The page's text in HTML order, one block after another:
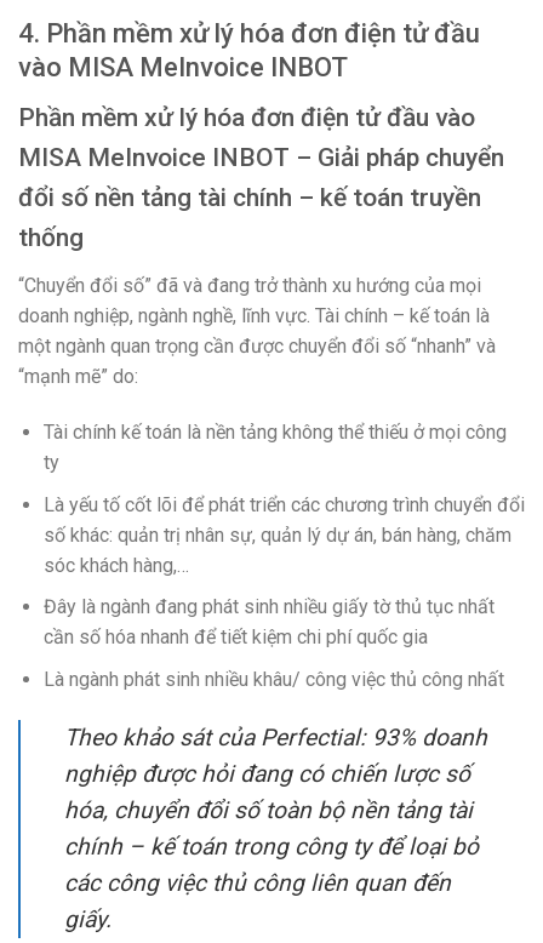
4. Phần mềm xử lý hóa đơn điện tử đầu
vào MISA MeInvoice INBOT
Phần mềm xử lý hóa đơn điện tử đầu vào
MISA MeInvoice INBOT – Giải pháp chuyển
đổi số nền tảng tài chính – kế toán truyền
thống
“Chuyển đổi số” đã và đang trở thành xu hướng của mọi
doanh nghiệp, ngành nghề, lĩnh vực. Tài chính – kế toán là
một ngành quan trọng cần được chuyển đổi số “nhanh” và
“mạnh mẽ” do:
Tài chính kế toán là nền tảng không thể thiếu ở mọi công
ty
Là yếu tố cốt lõi để phát triển các chương trình chuyển đổi
số khác: quản trị nhân sự, quản lý dự án, bán hàng, chăm
sóc khách hàng,…
Đây là ngành đang phát sinh nhiều giấy tờ thủ tục nhất
cần số hóa nhanh để tiết kiệm chi phí quốc gia
Là ngành phát sinh nhiều khâu/ công việc thủ công nhất
Theo khảo sát của Perfectial: 93% doanh
nghiệp được hỏi đang có chiến lược số
hóa, chuyển đổi số toàn bộ nền tảng tài
chính – kế toán trong công ty để loại bỏ
các công việc thủ công liên quan đến
giấy.